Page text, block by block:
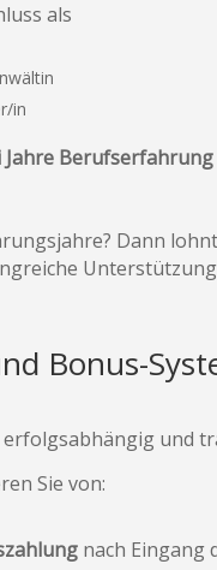
als
in
Dann
Bonus-
und
Sie von:
nach Eingang